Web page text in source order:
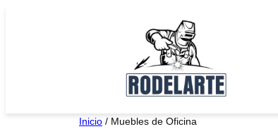
Inicio / Muebles de Oficina